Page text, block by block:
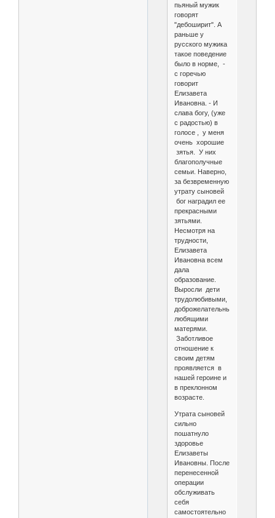
пьяный мужик
говорят
"дебоширит". А
раньше у
русского мужика
такое поведение
было в норме, -
с горечью
говорит
Елизавета
Ивановна. - И
слава богу, (уже
с радостью) в
голосе , у меня
очень хорошие
зятья. У них
благополучные
семьи. Наверно,
за безвременную
утрату сыновей
бог наградил ее
прекрасными
зятьями.
Несмотря на
трудности,
Елизавета
Ивановна всем
дала
образование.
Выросли дети
трудолюбивыми,
доброжелательными,
любящими
матерями.
Заботливое
отношение к
своим детям
проявляется в
нашей героине и
в преклонном
возрасте.
Утрата сыновей
сильно
пошатнуло
здоровье
Елизаветы
Ивановны. После
перенесенной
операции
обслуживать
себя
самостоятельно